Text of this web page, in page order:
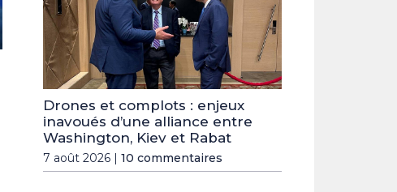
Drones et complots : enjeux
inavoués d’une alliance entre
Washington, Kiev et Rabat
7 août 2026 | 10 commentaires